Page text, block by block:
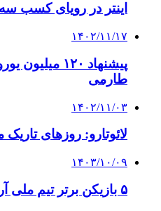
اینتر در رویای کسب
۱۴۰۲/۱۱/۱۷
پیشنهاد ۱۲۰
طارمی
۱۴۰۲/۱۱/۰۳
لائوتارو: روزهای
۱۴۰۳/۱۰/۰۹
۵ بازیکن برتر تیم ملی آرژانتین در سال ۲۰۲۴